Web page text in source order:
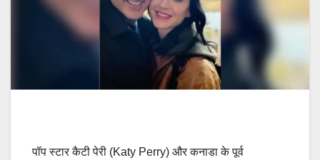
पॉप स्टार कैटी पेरी (Katy Perry) और कनाडा के पूर्व